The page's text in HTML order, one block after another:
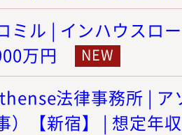
ミル | インハウスロ
万円
法律事務所 | ア
）【新宿】 | 想定年